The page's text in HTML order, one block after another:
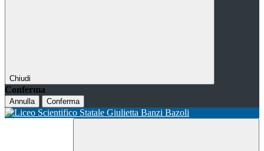
Chiudi
Conferma
Annulla Conferma